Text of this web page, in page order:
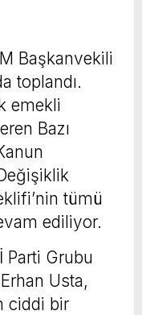
Başkanvekili
toplandı.
emekli
Bazı
tümü
ediliyor.
Parti Grubu
Usta,
ciddi bir